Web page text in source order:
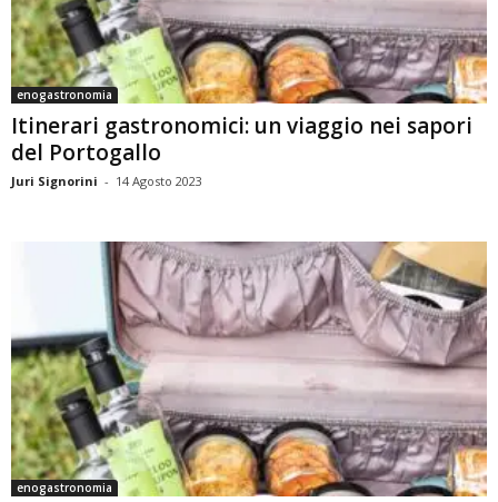
enogastronomia
Itinerari gastronomici: un viaggio nei sapori
del Portogallo
Juri Signorini - 14 Agosto 2023
enogastronomia